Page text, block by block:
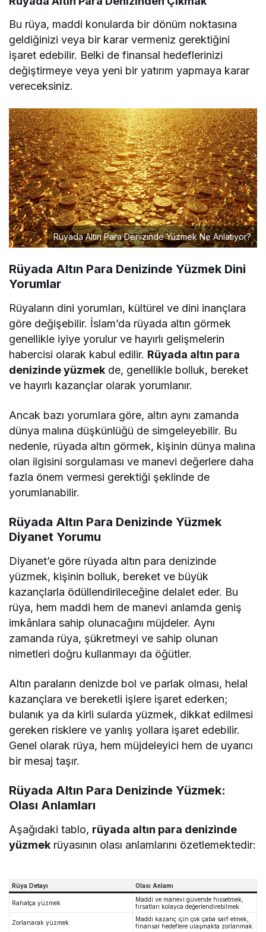
Bu rüya, maddi konularda bir dönüm noktasına
geldiğinizi veya bir karar vermeniz gerektiğini
işaret edebilir. Belki de finansal hedeflerinizi
değiştirmeye veya yeni bir yatırım yapmaya karar
vereceksiniz.
Rüyada Altın Para Denizinde Yüzmek Ne Anlatıyor?
Rüyada Altın Para Denizinde Yüzmek Dini
Yorumlar
Rüyaların dini yorumları, kültürel ve dini inançlara
göre değişebilir. İslam’da rüyada altın görmek
genellikle iyiye yorulur ve hayırlı gelişmelerin
habercisi olarak kabul edilir. Rüyada altın para
denizinde yüzmek de, genellikle bolluk, bereket
ve hayırlı kazançlar olarak yorumlanır.
Ancak bazı yorumlara göre, altın aynı zamanda
dünya malına düşkünlüğü de simgeleyebilir. Bu
nedenle, rüyada altın görmek, kişinin dünya malına
olan ilgisini sorgulaması ve manevi değerlere daha
fazla önem vermesi gerektiği şeklinde de
yorumlanabilir.
Rüyada Altın Para Denizinde Yüzmek
Diyanet Yorumu
Diyanet’e göre rüyada altın para denizinde
yüzmek, kişinin bolluk, bereket ve büyük
kazançlarla ödüllendirileceğine delalet eder. Bu
rüya, hem maddi hem de manevi anlamda geniş
imkânlara sahip olunacağını müjdeler. Aynı
zamanda rüya, şükretmeyi ve sahip olunan
nimetleri doğru kullanmayı da öğütler.
Altın paraların denizde bol ve parlak olması, helal
kazançlara ve bereketli işlere işaret ederken;
bulanık ya da kirli sularda yüzmek, dikkat edilmesi
gereken risklere ve yanlış yollara işaret edebilir.
Genel olarak rüya, hem müjdeleyici hem de uyarıcı
bir mesaj taşır.
Rüyada Altın Para Denizinde Yüzmek:
Olası Anlamları
Aşağıdaki tablo, rüyada altın para denizinde
yüzmek rüyasının olası anlamlarını özetlemektedir:
Rüya Detayı Olası Anlamı
Rahatça yüzmek
Maddi ve manevi güvende hissetmek,
fırsatları kolayca değerlendirebilmek.
Zorlanarak yüzmek
Maddi kazanç için çok çaba sarf etmek,
finansal hedeflere ulaşmakta zorlanmak.